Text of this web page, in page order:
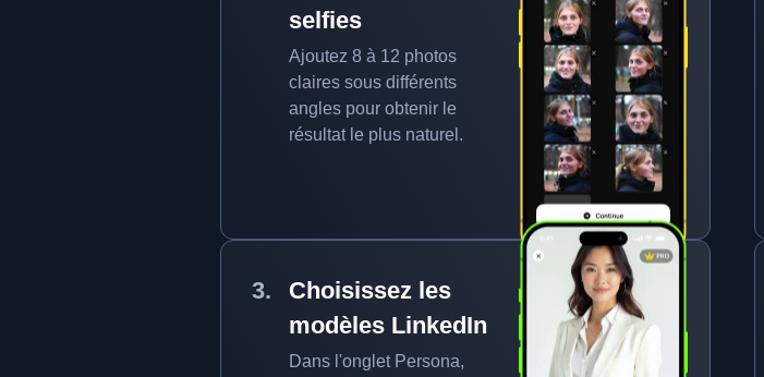
selfies
Ajoutez 8 à 12 photos
claires sous différents
angles pour obtenir le
résultat le plus naturel.
Choisissez les
modèles LinkedIn
Dans l'onglet Persona,